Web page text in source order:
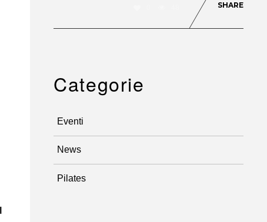
SHARE
Categorie
Eventi
News
Pilates